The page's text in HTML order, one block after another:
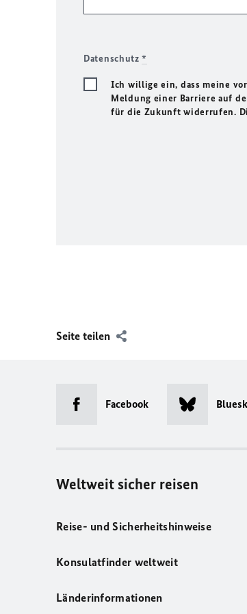
Datenschutz*
Ich willige ein, dass meine
Meldung einer Barriere auf
für die Zukunft widerrufen.
Seite teilen
Facebook
Weltweit sicher reisen
Reise- und Sicherheitshinweise
Konsulatfinder weltweit
Länderinformationen